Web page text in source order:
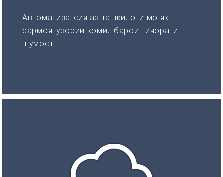
Автоматизатсия аз ташкилоти мо як
сармоягузории комил барои тиҷорати
шумост!